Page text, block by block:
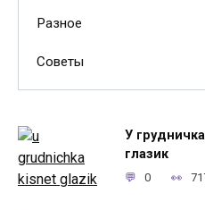
Разное
Советы
У
глазик
0